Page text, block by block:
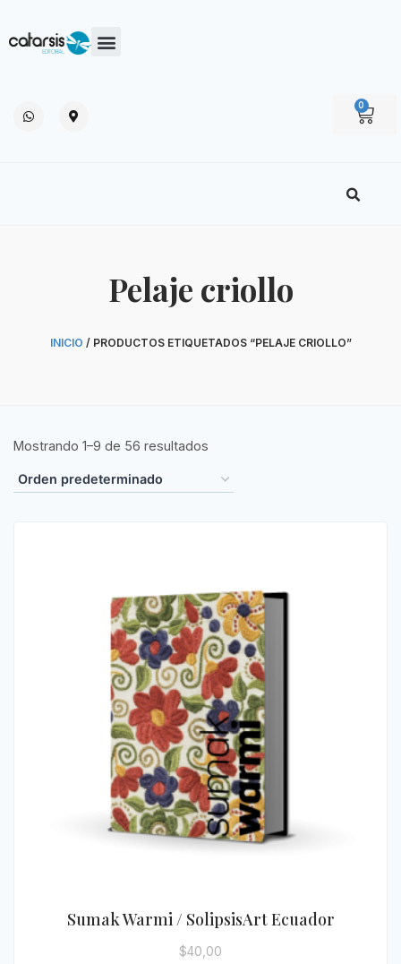
0
Pelaje criollo
INICIO / PRODUCTOS ETIQUETADOS “PELAJE CRIOLLO”
Mostrando 1–9 de 56 resultados
Sumak Warmi / SolipsisArt Ecuador
$40,00